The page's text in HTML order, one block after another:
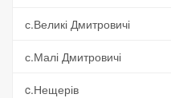
с.Великі Дмитровичі
с.Малі Дмитровичі
c.Нещерів